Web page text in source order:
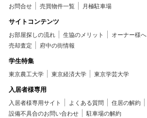
お問合せ
売買物件一覧 月極駐車場
サイトコンテンツ
お部屋探しの流れ 生協のメリット オーナー様へ
売却査定
府中の街情報
学生特集
東京農工大学 東京経済大学 東京学芸大学
入居者様専用
入居者様専用サイト よくある質問
住居の解約
設備不具合のお問い合わせ
駐車場の解約